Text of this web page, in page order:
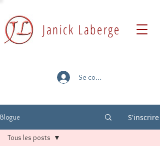
Janick Laberge
Se connecter
Blogue S'inscrire
Tous les posts